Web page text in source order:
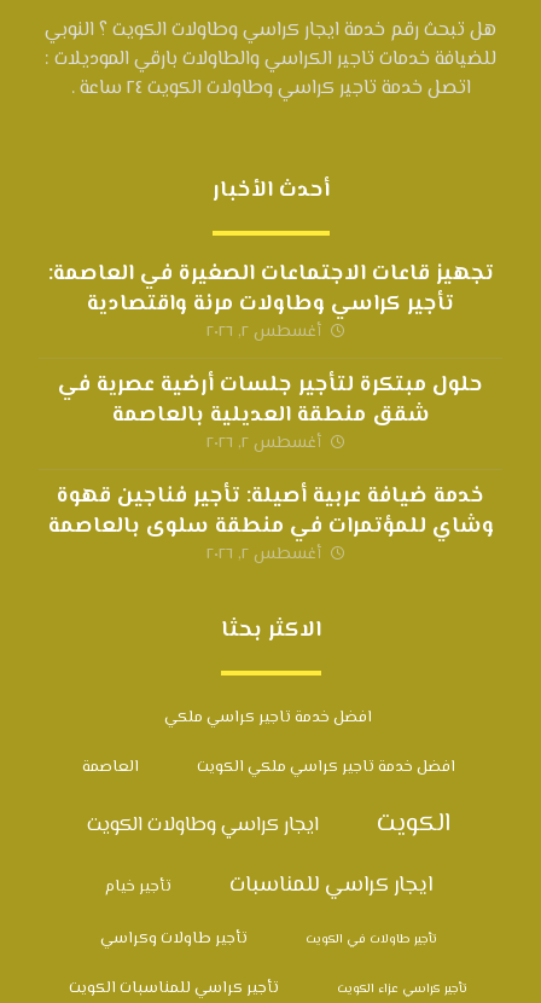
هل تبحث رقم خدمة ايجار كراسي وطاولات الكويت ؟ النوبي
للضيافة خدمات تاجير الكراسي والطاولات بارقي الموديلات :
اتصل خدمة تاجير كراسي وطاولات الكويت ٢٤ ساعة .
أحدث الأخبار
تجهيز قاعات الاجتماعات الصغيرة في العاصمة:
تأجير كراسي وطاولات مرنة واقتصادية
أغسطس ٢, ٢٠٢٦
حلول مبتكرة لتأجير جلسات أرضية عصرية في
شقق منطقة العديلية بالعاصمة
أغسطس ٢, ٢٠٢٦
خدمة ضيافة عربية أصيلة: تأجير فناجين قهوة
وشاي للمؤتمرات في منطقة سلوى بالعاصمة
أغسطس ٢, ٢٠٢٦
الاكثر بحثا
افضل خدمة تاجير كراسي ملكي
افضل خدمة تاجير كراسي ملكي الكويت العاصمة
الكويت ايجار كراسي وطاولات الكويت
ايجار كراسي للمناسبات تأجير خيام
تأجير طاولات في الكويت تأجير طاولات وكراسي
تأجير كراسي عزاء الكويت تأجير كراسي للمناسبات الكويت